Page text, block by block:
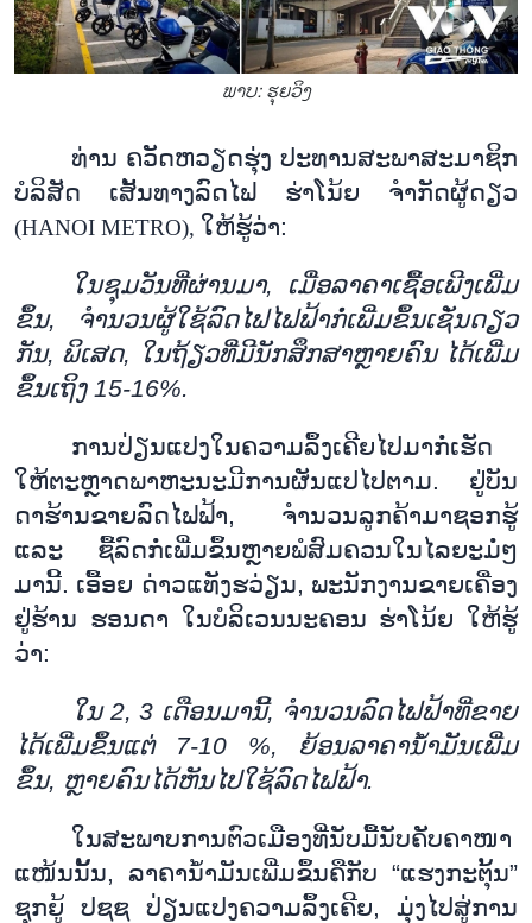
ພາບ: ຮຸຍ​ວິງ
ທ່ານ ຄວັດຫວຽດຮຸ່ງ ປະທານສະພາສະມາຊິກ
ບໍລິສັດ ເສັ້ນທາງລົດໄຟ ຮ່າໂນ້ຍ ຈຳກັດຜູ້ດຽວ
(HANOI METRO), ໃຫ້ຮູ້ວ່າ:
ໃນຊຸມວັນທີ່ຜ່ານມາ, ເມື່ອລາຄາເຊື້ອເພີງເພີ່ມ
ຂຶ້ນ, ຈຳນວນຜູ້ໃຊ້ລົດໄຟໄຟຟ້າກໍ່ເພີ່ມຂຶ້ນເຊັ່ນດຽວ
ກັນ, ພິເສດ, ໃນຖ້ຽວທີ່ມີນັກສຶກສາຫຼາຍຄົນ ໄດ້ເພີ່ມ
ຂຶ້ນເຖິງ15-16%.
ການປ່ຽນແປງໃນຄວາມລຶ້ງເຄີຍໄປມາກໍ່ເຮັດ
ໃຫ້ຕະຫຼາດພາຫະນະມີການຜັນແປໄປຕາມ. ຢູ່ບັນ
ດາຮ້ານຂາຍລົດໄຟຟ້າ, ຈຳນວນລູກຄ້າມາຊອກຮູ້
ແລະ
ຊື້ລົດກໍ່ເພີ່ມຂຶ້ນຫຼາຍພໍສົມຄວນໃນໄລຍະມໍ່ໆ
ມານີ້. ເອື້ອຍ ດ່າວແທັງຮວ່ຽນ, ພະນັກງານຂາຍເຄື່ອງ
ຢູ່ຮ້ານ ຮອນດາ ໃນບໍລິເວນນະຄອນ ຮ່າໂນ້ຍ ໃຫ້ຮູ້
ວ່າ:
ໃນ2, 3 ເດືອນມານີ້, ຈຳນວນລົດໄຟຟ້າທີ່ຂາຍ
ໄດ້ເພີ່ມຂຶ້ນແຕ່7-10 %, ຍ້ອນລາຄານ້ຳມັນເພີ່ມ
ຂຶ້ນ, ຫຼາຍຄົນໄດ້ຫັນໄປໃຊ້ລົດໄຟຟ້າ.
ໃນສະພາບການຕົວເມືອງທີ່ນັບມື້ນັບຄັບຄາໜາ
ແໜ້ນນັນ, ລາຄານ້ຳມັນເພີ່ມຂຶ້ນຄືກັບ “ແຮງກະຕຸນ”
ຊຸກຍູ້ ປຊຊ ປ່ຽນແປງຄວາມລຶ້ງເຄີຍ, ມຸ່ງໄປສູ່ການ